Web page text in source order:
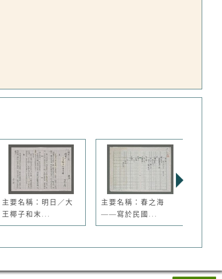
主要名稱：明日／大
王椰子和末...
主要名稱：春之海
——寫於民國...